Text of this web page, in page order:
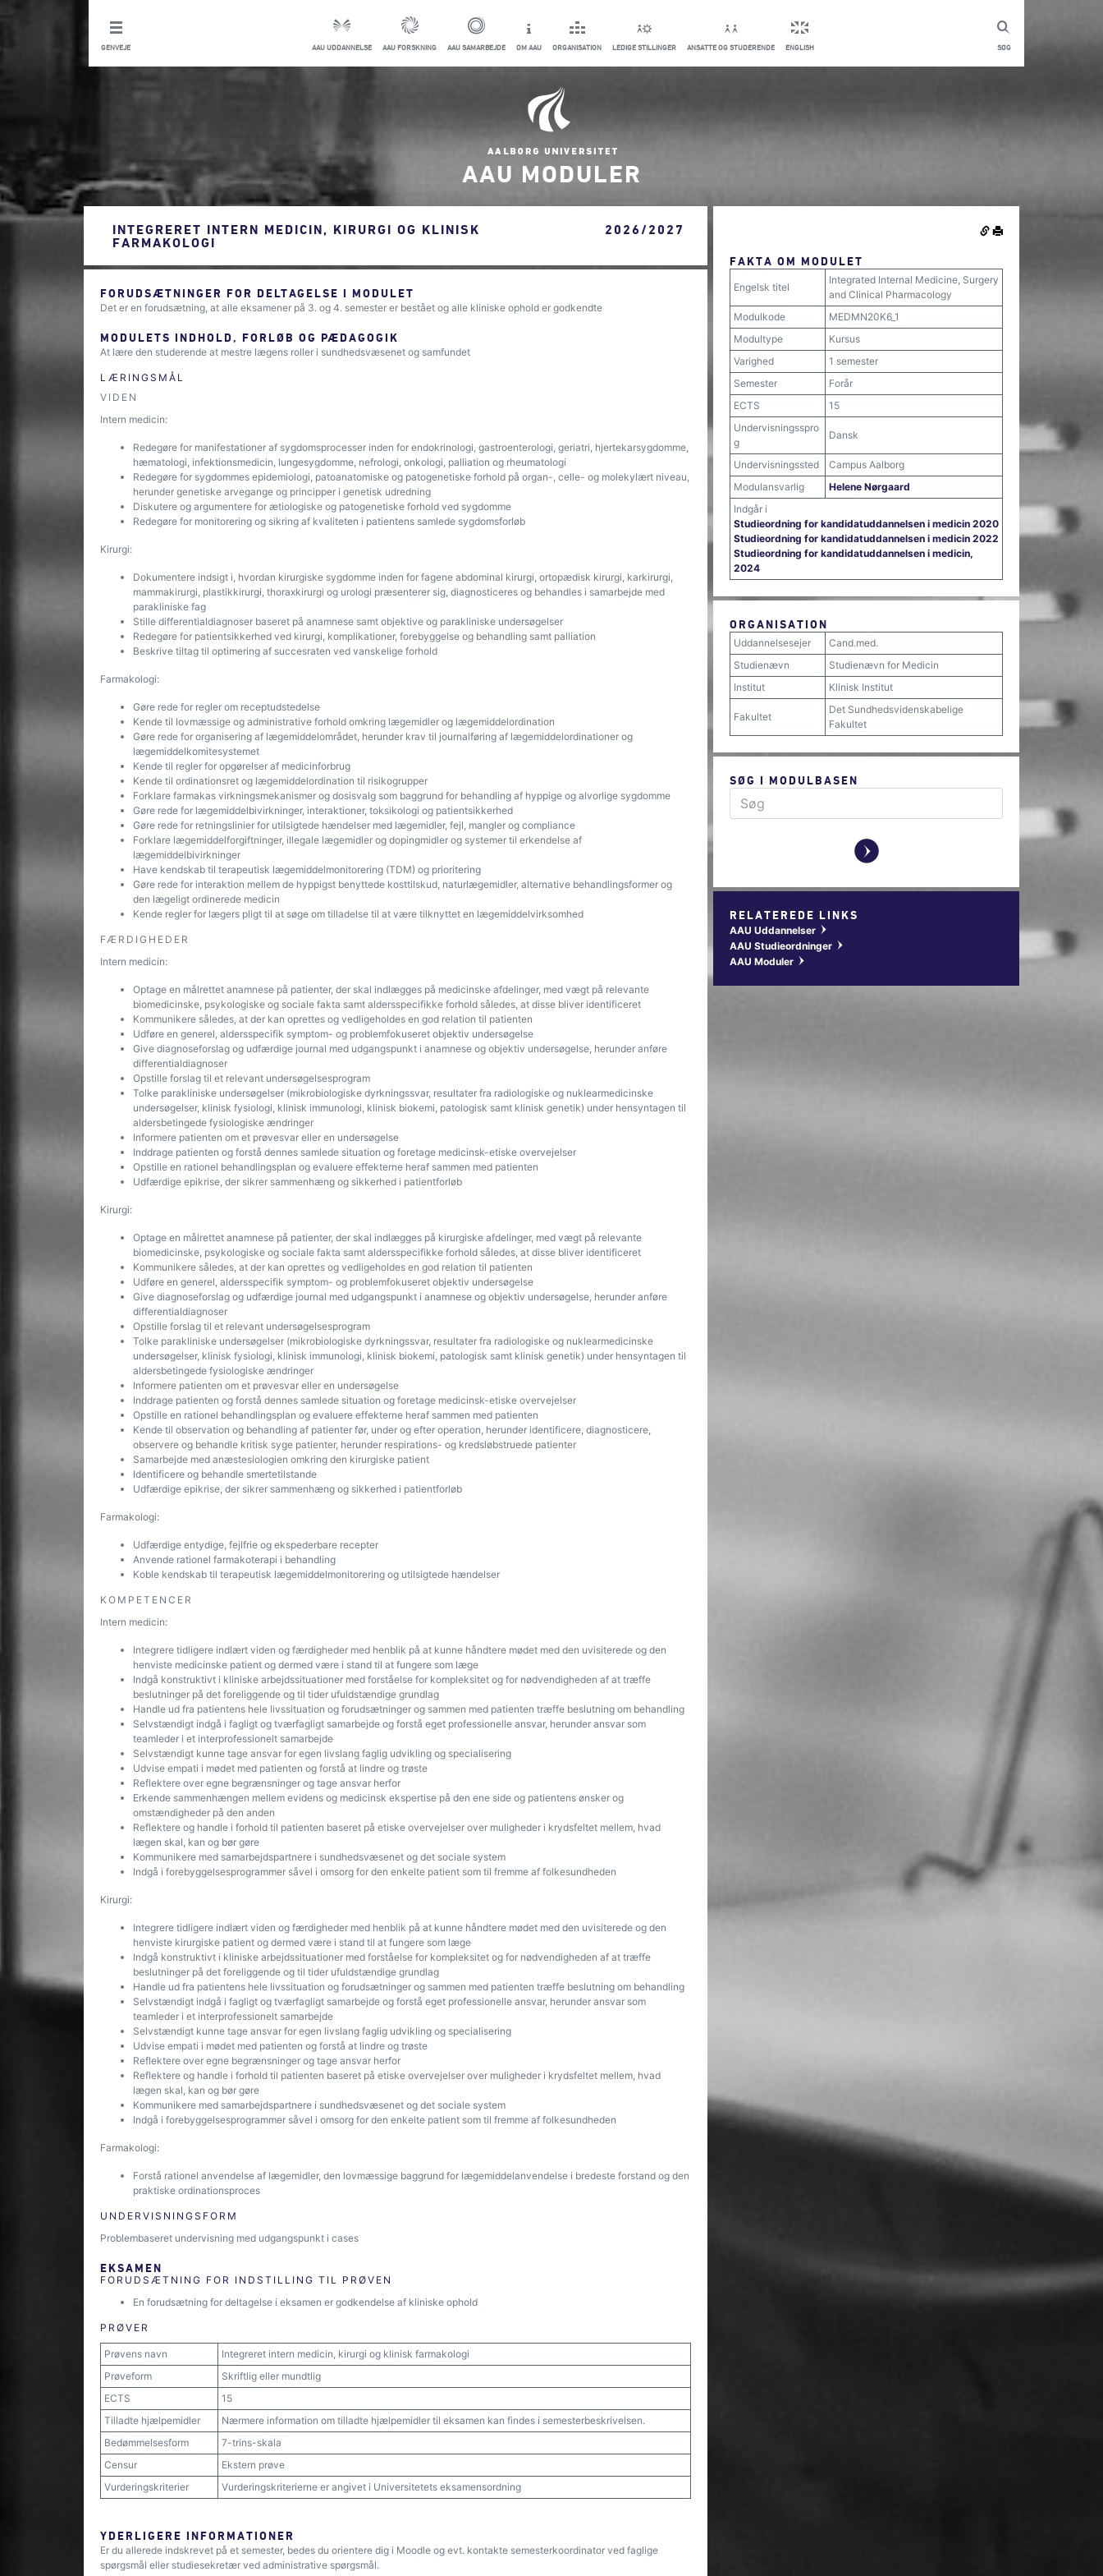
SØG
GENVEJE AAU UDDANNELSE AAU FORSKNING AAU SAMARBEJDE OM AAU ORGANISATION LEDIGE STILLINGER ANSATTE OG STUDERENDE ENGLISH
AAU MODULER
INTEGRERET INTERN MEDICIN, KIRURGI OG KLINISK
FARMAKOLOGI
2026/2027
FORUDSÆTNINGER FOR DELTAGELSE I MODULET
Det er en forudsætning, at alle eksamener på 3. og 4. semester er bestået og alle kliniske ophold er godkendte
MODULETS INDHOLD, FORLØB OG PÆDAGOGIK
At lære den studerende at mestre lægens roller i sundhedsvæsenet og samfundet
LÆRINGSMÅL
VIDEN
Intern medicin:
Redegøre for manifestationer af sygdomsprocesser inden for endokrinologi, gastroenterologi, geriatri, hjertekarsygdomme,
hæmatologi, infektionsmedicin, lungesygdomme, nefrologi, onkologi, palliation og rheumatologi
Redegøre for sygdommes epidemiologi, patoanatomiske og patogenetiske forhold på organ-, celle- og molekylært niveau,
herunder genetiske arvegange og principper i genetisk udredning
Diskutere og argumentere for ætiologiske og patogenetiske forhold ved sygdomme
Redegøre for monitorering og sikring af kvaliteten i patientens samlede sygdomsforløb
Kirurgi:
Dokumentere indsigt i, hvordan kirurgiske sygdomme inden for fagene abdominal kirurgi, ortopædisk kirurgi, karkirurgi,
mammakirurgi, plastikkirurgi, thoraxkirurgi og urologi præsenterer sig, diagnosticeres og behandles i samarbejde med
parakliniske fag
Stille differentialdiagnoser baseret på anamnese samt objektive og parakliniske undersøgelser
Redegøre for patientsikkerhed ved kirurgi, komplikationer, forebyggelse og behandling samt palliation
Beskrive tiltag til optimering af succesraten ved vanskelige forhold
Farmakologi:
Gøre rede for regler om receptudstedelse
Kende til lovmæssige og administrative forhold omkring lægemidler og lægemiddelordination
Gøre rede for organisering af lægemiddelområdet, herunder krav til journalføring af lægemiddelordinationer og
lægemiddelkomitesystemet
Kende til regler for opgørelser af medicinforbrug
Kende til ordinationsret og lægemiddelordination til risikogrupper
Forklare farmakas virkningsmekanismer og dosisvalg som baggrund for behandling af hyppige og alvorlige sygdomme
Gøre rede for lægemiddelbivirkninger, interaktioner, toksikologi og patientsikkerhed
Gøre rede for retningslinier for utilsigtede hændelser med lægemidler, fejl, mangler og compliance
Forklare lægemiddelforgiftninger, illegale lægemidler og dopingmidler og systemer til erkendelse af
lægemiddelbivirkninger
Have kendskab til terapeutisk lægemiddelmonitorering (TDM) og prioritering
Gøre rede for interaktion mellem de hyppigst benyttede kosttilskud, naturlægemidler, alternative behandlingsformer og
den lægeligt ordinerede medicin
Kende regler for lægers pligt til at søge om tilladelse til at være tilknyttet en lægemiddelvirksomhed
FÆRDIGHEDER
Intern medicin:
Optage en målrettet anamnese på patienter, der skal indlægges på medicinske afdelinger, med vægt på relevante
biomedicinske, psykologiske og sociale fakta samt aldersspecifikke forhold således, at disse bliver identificeret
Kommunikere således, at der kan oprettes og vedligeholdes en god relation til patienten
Udføre en generel, aldersspecifik symptom- og problemfokuseret objektiv undersøgelse
Give diagnoseforslag og udfærdige journal med udgangspunkt i anamnese og objektiv undersøgelse, herunder anføre
differentialdiagnoser
Opstille forslag til et relevant undersøgelsesprogram
Tolke parakliniske undersøgelser (mikrobiologiske dyrkningssvar, resultater fra radiologiske og nuklearmedicinske
undersøgelser, klinisk fysiologi, klinisk immunologi, klinisk biokemi, patologisk samt klinisk genetik) under hensyntagen til
aldersbetingede fysiologiske ændringer
Informere patienten om et prøvesvar eller en undersøgelse
Inddrage patienten og forstå dennes samlede situation og foretage medicinsk-etiske overvejelser
Opstille en rationel behandlingsplan og evaluere effekterne heraf sammen med patienten
Udfærdige epikrise, der sikrer sammenhæng og sikkerhed i patientforløb
Kirurgi:
Optage en målrettet anamnese på patienter, der skal indlægges på kirurgiske afdelinger, med vægt på relevante
biomedicinske, psykologiske og sociale fakta samt aldersspecifikke forhold således, at disse bliver identificeret
Kommunikere således, at der kan oprettes og vedligeholdes en god relation til patienten
Udføre en generel, aldersspecifik symptom- og problemfokuseret objektiv undersøgelse
Give diagnoseforslag og udfærdige journal med udgangspunkt i anamnese og objektiv undersøgelse, herunder anføre
differentialdiagnoser
Opstille forslag til et relevant undersøgelsesprogram
Tolke parakliniske undersøgelser (mikrobiologiske dyrkningssvar, resultater fra radiologiske og nuklearmedicinske
undersøgelser, klinisk fysiologi, klinisk immunologi, klinisk biokemi, patologisk samt klinisk genetik) under hensyntagen til
aldersbetingede fysiologiske ændringer
Informere patienten om et prøvesvar eller en undersøgelse
Inddrage patienten og forstå dennes samlede situation og foretage medicinsk-etiske overvejelser
Opstille en rationel behandlingsplan og evaluere effekterne heraf sammen med patienten
Kende til observation og behandling af patienter før, under og efter operation, herunder identificere, diagnosticere,
observere og behandle kritisk syge patienter, herunder respirations- og kredsløbstruede patienter
Samarbejde med anæstesiologien omkring den kirurgiske patient
Identificere og behandle smertetilstande
Udfærdige epikrise, der sikrer sammenhæng og sikkerhed i patientforløb
Farmakologi:
Udfærdige entydige, fejlfrie og ekspederbare recepter
Anvende rationel farmakoterapi i behandling
Koble kendskab til terapeutisk lægemiddelmonitorering og utilsigtede hændelser
KOMPETENCER
Intern medicin:
Integrere tidligere indlært viden og færdigheder med henblik på at kunne håndtere mødet med den uvisiterede og den
henviste medicinske patient og dermed være i stand til at fungere som læge
Indgå konstruktivt i kliniske arbejdssituationer med forståelse for kompleksitet og for nødvendigheden af at træffe
beslutninger på det foreliggende og til tider ufuldstændige grundlag
Handle ud fra patientens hele livssituation og forudsætninger og sammen med patienten træffe beslutning om behandling
Selvstændigt indgå i fagligt og tværfagligt samarbejde og forstå eget professionelle ansvar, herunder ansvar som
teamleder i et interprofessionelt samarbejde
Selvstændigt kunne tage ansvar for egen livslang faglig udvikling og specialisering
Udvise empati i mødet med patienten og forstå at lindre og trøste
Reflektere over egne begrænsninger og tage ansvar herfor
Erkende sammenhængen mellem evidens og medicinsk ekspertise på den ene side og patientens ønsker og
omstændigheder på den anden
Reflektere og handle i forhold til patienten baseret på etiske overvejelser over muligheder i krydsfeltet mellem, hvad
lægen skal, kan og bør gøre
Kommunikere med samarbejdspartnere i sundhedsvæsenet og det sociale system
Indgå i forebyggelsesprogrammer såvel i omsorg for den enkelte patient som til fremme af folkesundheden
Kirurgi:
Integrere tidligere indlært viden og færdigheder med henblik på at kunne håndtere mødet med den uvisiterede og den
henviste kirurgiske patient og dermed være i stand til at fungere som læge
Indgå konstruktivt i kliniske arbejdssituationer med forståelse for kompleksitet og for nødvendigheden af at træffe
beslutninger på det foreliggende og til tider ufuldstændige grundlag
Handle ud fra patientens hele livssituation og forudsætninger og sammen med patienten træffe beslutning om behandling
Selvstændigt indgå i fagligt og tværfagligt samarbejde og forstå eget professionelle ansvar, herunder ansvar som
teamleder i et interprofessionelt samarbejde
Selvstændigt kunne tage ansvar for egen livslang faglig udvikling og specialisering
Udvise empati i mødet med patienten og forstå at lindre og trøste
Reflektere over egne begrænsninger og tage ansvar herfor
Reflektere og handle i forhold til patienten baseret på etiske overvejelser over muligheder i krydsfeltet mellem, hvad
lægen skal, kan og bør gøre
Kommunikere med samarbejdspartnere i sundhedsvæsenet og det sociale system
Indgå i forebyggelsesprogrammer såvel i omsorg for den enkelte patient som til fremme af folkesundheden
Farmakologi:
Forstå rationel anvendelse af lægemidler, den lovmæssige baggrund for lægemiddelanvendelse i bredeste forstand og den
praktiske ordinationsproces
UNDERVISNINGSFORM
Problembaseret undervisning med udgangspunkt i cases
EKSAMEN
FORUDSÆTNING FOR INDSTILLING TIL PRØVEN
En forudsætning for deltagelse i eksamen er godkendelse af kliniske ophold
PRØVER
Prøvens navn
Integreret intern medicin, kirurgi og klinisk farmakologi
Prøveform
Skriftlig eller mundtlig
ECTS
15
Tilladte hjælpemidler
Nærmere information om tilladte hjælpemidler til eksamen kan findes i semesterbeskrivelsen.
Bedømmelsesform
7-trins-skala
Censur
Ekstern prøve
Vurderingskriterier
Vurderingskriterierne er angivet i Universitetets eksamensordning
YDERLIGERE INFORMATIONER
Er du allerede indskrevet på et semester, bedes du orientere dig i Moodle og evt. kontakte semesterkoordinator ved faglige
spørgsmål eller studiesekretær ved administrative spørgsmål.
FAKTA OM MODULET
Engelsk titel
Integrated Internal Medicine, Surgery
and Clinical Pharmacology
Modulkode
MEDMN20K6_1
Modultype
Kursus
Varighed
1 semester
Semester
Forår
ECTS
15
Undervisningsspro
g
Dansk
Undervisningssted
Campus Aalborg
Modulansvarlig
Helene Nørgaard
Indgår i
Studieordning for kandidatuddannelsen i medicin 2020
Studieordning for kandidatuddannelsen i medicin 2022
Studieordning for kandidatuddannelsen i medicin,
2024
ORGANISATION
Uddannelsesejer
Cand.med.
Studienævn
Studienævn for Medicin
Institut
Klinisk Institut
Fakultet
Det Sundhedsvidenskabelige
Fakultet
SØG I MODULBASEN
y
RELATEREDE LINKS
AAU Uddannelser w
AAU Studieordninger w
AAU Moduler w